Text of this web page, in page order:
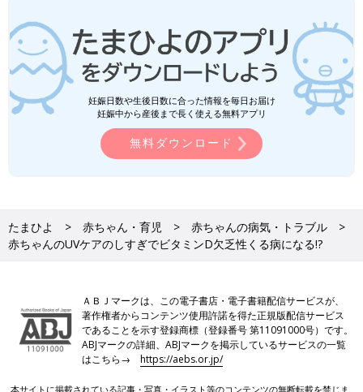
妊娠日数や生後日数に合った情報を毎日お届け
妊娠中から産後まで長く使える無料アプリ
無料ダウンロード
たまひよ 赤ちゃん・育児
赤ちゃんの病気・トラブル
赤ちゃんのUVケアのしすぎでビタミンD欠乏性くる病になる!?
ＡＢＪマークは、この電子書店・電子書籍配信サービスが、
著作権者からコンテンツ使用許諾を得た正規版配信サービス
であることを示す登録商標（登録番号 第11091000号）です。
ABJマークの詳細、ABJマークを掲示しているサービスの一覧
はこちら→https://aebs.or.jp/
本サイトに掲載されている記事・写真・イラスト等のコンテンツの無断転載を禁じま